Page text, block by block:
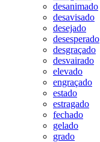
desanimado
desavisado
desejado
desesperado
desgraçado
desvairado
elevado
engraçado
estado
estragado
fechado
gelado
grado